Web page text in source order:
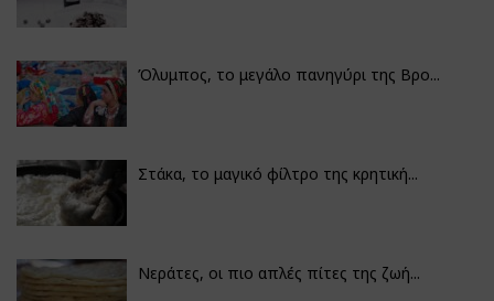
Όλυμπος, το μεγάλο πανηγύρι της Βρο...
Στάκα, το μαγικό φίλτρο της κρητική...
Νεράτες, οι πιο απλές πίτες της ζωή...